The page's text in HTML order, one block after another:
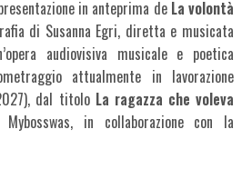
in anteprima de La volontà
di Susanna Egri, diretta e musicata
audiovisiva musicale e poetica
attualmente in lavorazione
dal titolo La ragazza che voleva
in collaborazione con la